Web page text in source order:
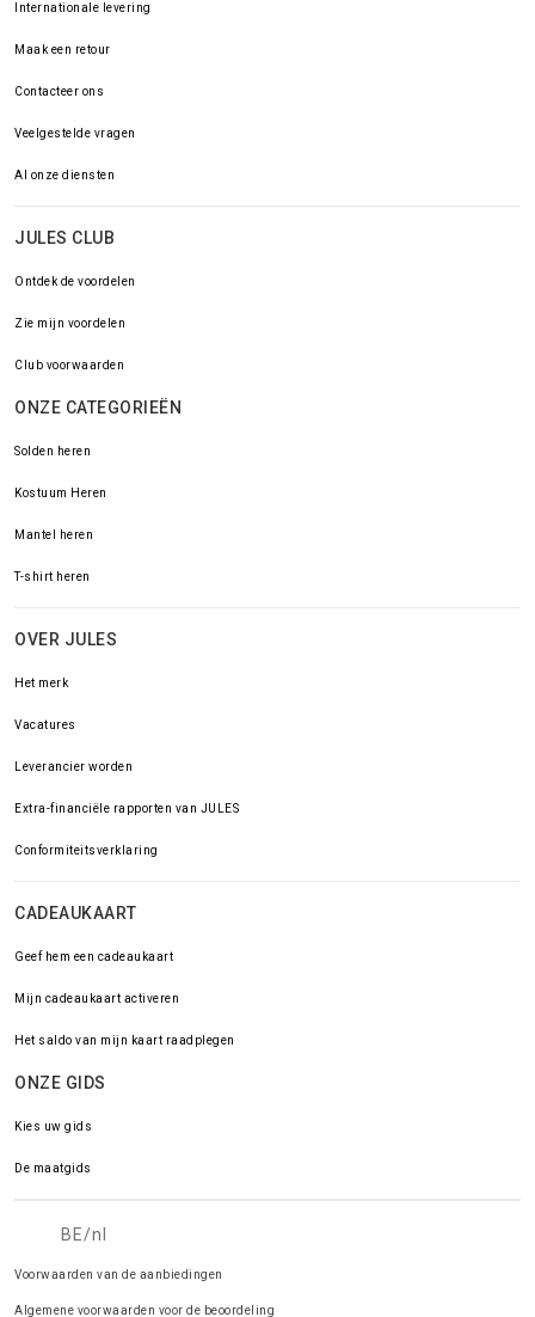
Internationale levering
Maak een retour
Contacteer ons
Veelgestelde vragen
Al onze diensten
JULES CLUB
Ontdek de voordelen
Zie mijn voordelen
Club voorwaarden
ONZE CATEGORIEËN
Solden heren
Kostuum Heren
Mantel heren
T-shirt heren
OVER JULES
Het merk
Vacatures
Leverancier worden
Extra-financiële rapporten van JULES
Conformiteitsverklaring
CADEAUKAART
Geef hem een cadeaukaart
Mijn cadeaukaart activeren
Het saldo van mijn kaart raadplegen
ONZE GIDS
Kies uw gids
De maatgids
BE/nl
Voorwaarden van de aanbiedingen
Algemene voorwaarden voor de beoordeling